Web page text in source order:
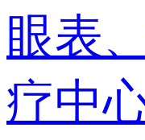
眼表
疗中